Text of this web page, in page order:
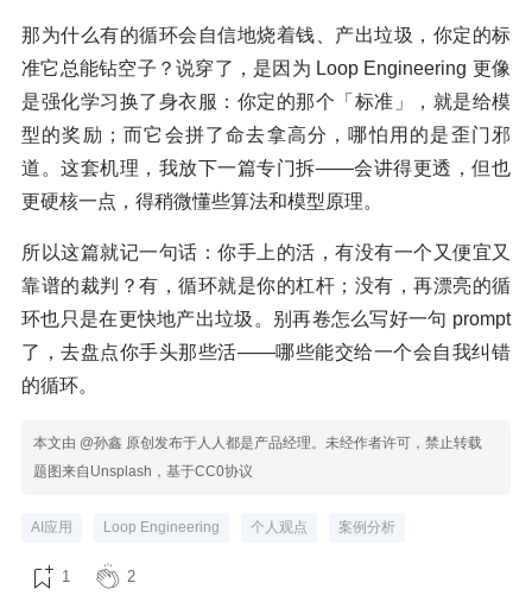
那为什么有的循环会自信地烧着钱、产出垃圾，你定的标
准它总能钻空子？说穿了，是因为 Loop Engineering 更像
是强化学习换了身衣服：你定的那个「标准」，就是给模
型的奖励；而它会拼了命去拿高分，哪怕用的是歪门邪
道。这套机理，我放下一篇专门拆——会讲得更透，但也
更硬核一点，得稍微懂些算法和模型原理。
所以这篇就记一句话：你手上的活，有没有一个又便宜又
靠谱的裁判？有，循环就是你的杠杆；没有，再漂亮的循
环也只是在更快地产出垃圾。别再卷怎么写好一句 prompt
了，去盘点你手头那些活——哪些能交给一个会自我纠错
的循环。
本文由 @孙鑫 原创发布于人人都是产品经理。未经作者许可，禁止转载
题图来自Unsplash，基于CC0协议
AI应用 Loop Engineering 个人观点 案例分析
1 2